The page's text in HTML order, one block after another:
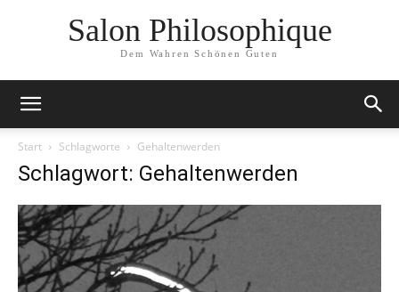
Salon Philosophique
Dem Wahren Schönen Guten
Start Schlagworte Gehaltenwerden
Schlagwort: Gehaltenwerden